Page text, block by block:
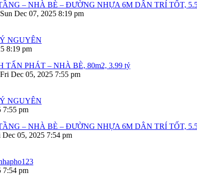
– NHÀ BÈ – ĐƯỜNG NHỰA 6M DÂN TRÍ TỐT,
Sun Dec 07, 2025 8:19 pm
NGUYÊN
8:19 pm
TẤN PHÁT – NHÀ BÈ, 80m2, 3.99 tỷ
Fri Dec 05, 2025 7:55 pm
NGUYÊN
7:55 pm
– NHÀ BÈ – ĐƯỜNG NHỰA 6M DÂN TRÍ TỐT,
Dec 05, 2025 7:54 pm
7:54 pm